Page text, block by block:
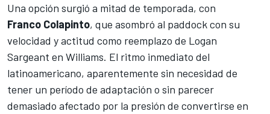
Una opción surgió a mitad de temporada, con
Franco Colapinto, que asombró al paddock con su
velocidad y actitud como reemplazo de Logan
Sargeant en Williams. El ritmo inmediato del
latinoamericano, aparentemente sin necesidad de
tener un período de adaptación o sin parecer
demasiado afectado por la presión de convertirse en